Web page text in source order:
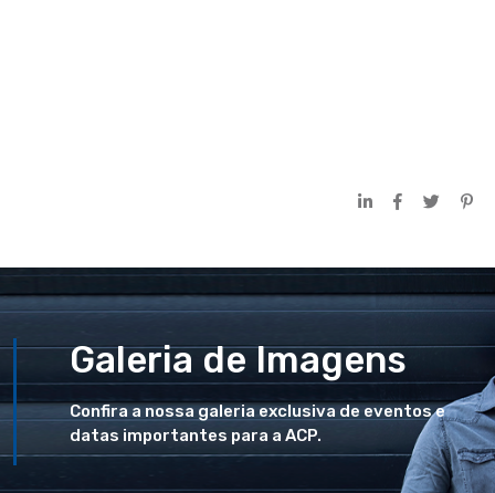
Galeria de Imagens
Confira a nossa galeria exclusiva de eventos e
datas importantes para a ACP.